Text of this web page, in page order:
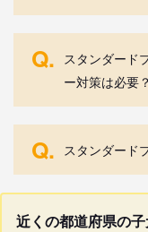
Q.
スタンダード
ー対策は必要？
Q. スタンダード
近くの都道府県の